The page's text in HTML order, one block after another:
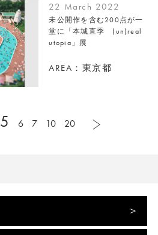
22 March 2022
未公開作を含む200点が一
堂に「本城直季 (un)real
utopia」展
AREA：東京都
5 6 7 10 20